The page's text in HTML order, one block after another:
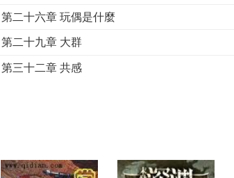
第二十六章 玩偶是什麼
第二十九章 大群
第三十二章 共感
第四十四章 未知加密文件